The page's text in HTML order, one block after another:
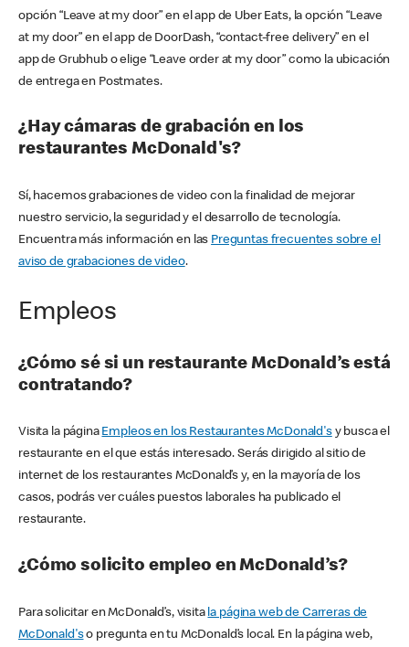
opción “Leave at my door” en el app de Uber Eats, la opción “Leave
at my door” en el app de DoorDash, “contact-free delivery” en el
app de Grubhub o elige “Leave order at my door” como la ubicación
de entrega en Postmates.
¿Hay cámaras de grabación en los
restaurantes McDonald's?
Sí, hacemos grabaciones de video con la finalidad de mejorar
nuestro servicio, la seguridad y el desarrollo de tecnología.
Encuentra más información en las Preguntas frecuentes sobre el
aviso de grabaciones de video.
Empleos
¿Cómo sé si un restaurante McDonald’s está
contratando?
Visita la página Empleos en los Restaurantes McDonald'sy busca el
restaurante en el que estás interesado. Serás dirigido al sitio de
internet de los restaurantes McDonald’s y, en la mayoría de los
casos, podrás ver cuáles puestos laborales ha publicado el
restaurante.
¿Cómo solicito empleo en McDonald’s?
Para solicitar en McDonald’s, visita la página web de Carreras de
McDonald'so pregunta en tu McDonald’s local. En la página web,